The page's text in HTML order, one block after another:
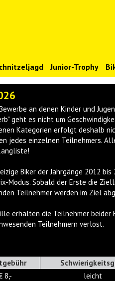
Junior-Trophy
an denen Kinder und
geht es nicht um
Kategorien erfolgt deshalb
jedes einzelnen Teilnehmers.
Biker der Jahrgänge 2012
Modus. Sobald der Erste die
Teilnehmer werden im Ziel
erhalten die Teilnehmer beider
Teilnehmern verlost.
8,-
leicht